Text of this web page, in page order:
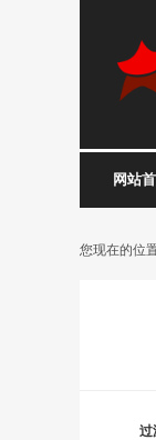
网站
您现在的位
过渡